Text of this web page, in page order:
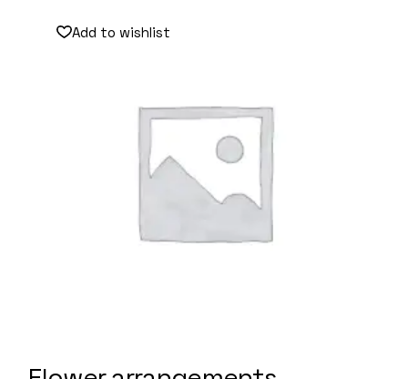
Add to wishlist